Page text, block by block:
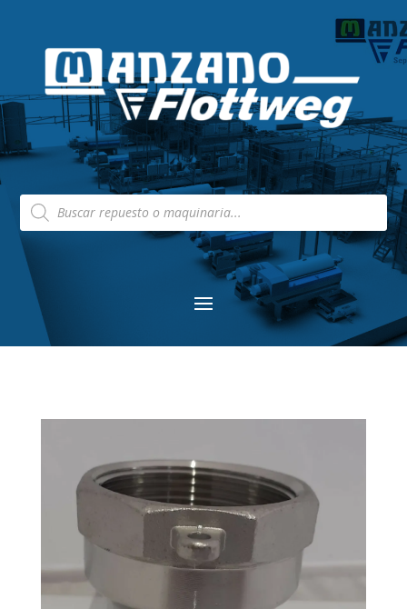
Búsqueda
de
productos